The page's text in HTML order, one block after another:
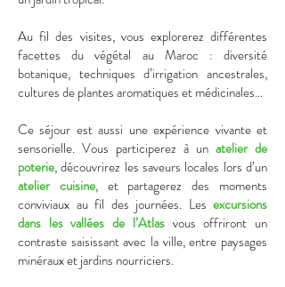
Au fil des visites, vous explorerez différentes
facettes du végétal au Maroc : diversité
botanique, techniques d’irrigation ancestrales,
cultures de plantes aromatiques et médicinales…
Ce séjour est aussi une expérience vivante et
sensorielle. Vous participerez à un atelier de
poterie, découvrirez les saveurs locales lors d’un
atelier cuisine, et partagerez des moments
conviviaux au fil des journées. Les excursions
dans les vallées de l’Atlasvous offriront un
contraste saisissant avec la ville, entre paysages
minéraux et jardins nourriciers.